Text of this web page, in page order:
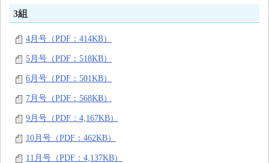
3組
4月号（PDF：414KB）
5月号（PDF：518KB）
6月号（PDF：501KB）
7月号（PDF：568KB）
9月号（PDF：4,167KB）
10月号（PDF：462KB）
11月号（PDF：4,137KB）